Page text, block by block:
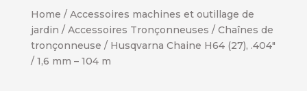
Home / Accessoires machines et outillage de
jardin / Accessoires Tronçonneuses / Chaînes de
tronçonneuse / Husqvarna Chaine H64 (27), .404″
/ 1,6 mm – 104 m